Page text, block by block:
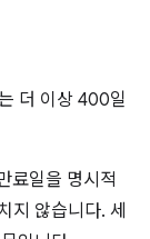
더 이상 400일
료일을 명시적
지 않습니다. 세